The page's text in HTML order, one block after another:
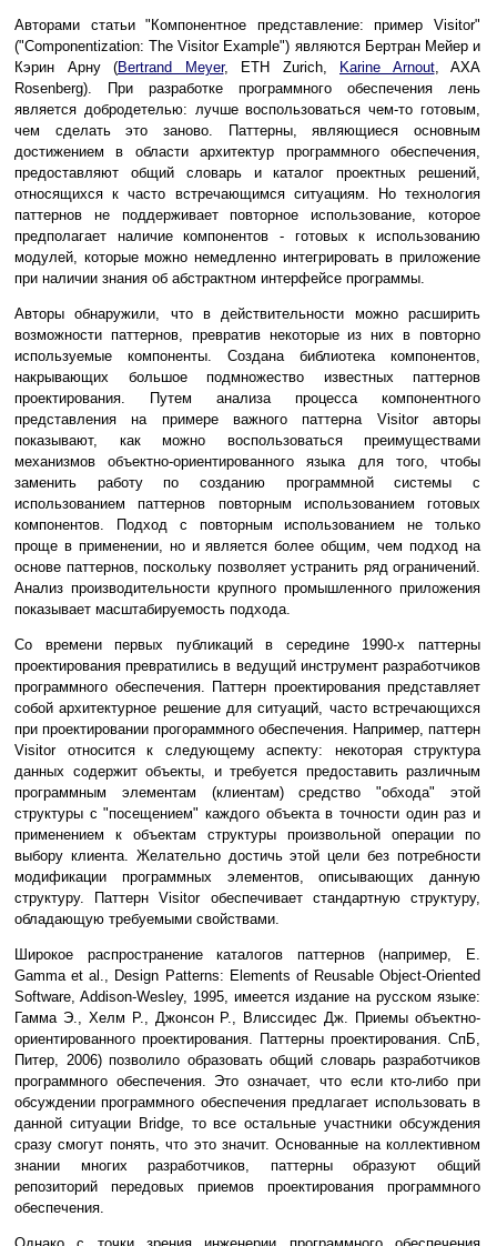
Авторами статьи "Компонентное представление: пример Visitor"
("Componentization: The Visitor Example") являются Бертран Мейер и
Кэрин Арну (Bertrand Meyer, ETH Zurich, Karine Arnout, AXA
Rosenberg). При разработке программного обеспечения лень
является добродетелью: лучше воспользоваться чем-то готовым,
чем сделать это заново. Паттерны, являющиеся основным
достижением в области архитектур программного обеспечения,
предоставляют общий словарь и каталог проектных решений,
относящихся к часто встречающимся ситуациям. Но технология
паттернов не поддерживает повторное использование, которое
предполагает наличие компонентов - готовых к использованию
модулей, которые можно немедленно интегрировать в приложение
при наличии знания об абстрактном интерфейсе программы.
Авторы обнаружили, что в действительности можно расширить
возможности паттернов, превратив некоторые из них в повторно
используемые компоненты. Создана библиотека компонентов,
накрывающих большое подмножество известных паттернов
проектирования. Путем анализа процесса компонентного
представления на примере важного паттерна Visitor авторы
показывают, как можно воспользоваться преимуществами
механизмов объектно-ориентированного языка для того, чтобы
заменить работу по созданию программной системы с
использованием паттернов повторным использованием готовых
компонентов. Подход с повторным использованием не только
проще в применении, но и является более общим, чем подход на
основе паттернов, поскольку позволяет устранить ряд ограничений.
Анализ производительности крупного промышленного приложения
показывает масштабируемость подхода.
Со времени первых публикаций в середине 1990-х паттерны
проектирования превратились в ведущий инструмент разработчиков
программного обеспечения. Паттерн проектирования представляет
собой архитектурное решение для ситуаций, часто встречающихся
при проектировании прогораммного обеспечения. Например, паттерн
Visitor относится к следующему аспекту: некоторая структура
данных содержит объекты, и требуется предоставить различным
программным элементам (клиентам) средство "обхода" этой
структуры с "посещением" каждого объекта в точности один раз и
применением к объектам структуры произвольной операции по
выбору клиента. Желательно достичь этой цели без потребности
модификации программных элементов, описывающих данную
структуру. Паттерн Visitor обеспечивает стандартную структуру,
обладающую требуемыми свойствами.
Широкое распространение каталогов паттернов (например, E.
Gamma et al., Design Patterns: Elements of Reusable Object-Oriented
Software, Addison-Wesley, 1995, имеется издание на русском языке:
Гамма Э., Хелм Р., Джонсон Р., Влиссидес Дж. Приемы объектно-
ориентированного проектирования. Паттерны проектирования. СпБ,
Питер, 2006) позволило образовать общий словарь разработчиков
программного обеспечения. Это означает, что если кто-либо при
обсуждении программного обеспечения предлагает использовать в
данной ситуации Bridge, то все остальные участники обсуждения
сразу смогут понять, что это значит. Основанные на коллективном
знании многих разработчиков, паттерны образуют общий
репозиторий передовых приемов проектирования программного
обеспечения.